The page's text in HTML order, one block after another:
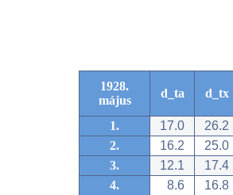
1928.
május
d_ta d_tx
1. 17.0
26.2
2.
16.2
25.0
3.
12.1
17.4
4.
8.6
16.8